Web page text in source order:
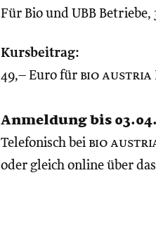
Für Bio und UBB
Kursbeitrag:
49,– Euro für bio austria
Anmeldung bis
Telefonisch bei bio
oder gleich online über